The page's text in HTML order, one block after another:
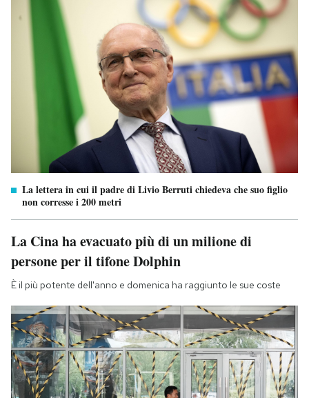
La lettera in cui il padre di Livio Berruti chiedeva che suo figlio
non corresse i 200 metri
La Cina ha evacuato più di un milione di
persone per il tifone Dolphin
È il più potente dell'anno e domenica ha raggiunto le sue coste